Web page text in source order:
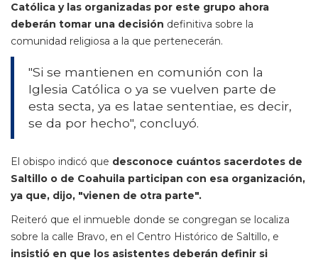
Católica y las organizadas por este grupo ahora
deberán tomar una decisión definitiva sobre la
comunidad religiosa a la que pertenecerán.
"Si se mantienen en comunión con la
Iglesia Católica o ya se vuelven parte de
esta secta, ya es latae sententiae, es decir,
se da por hecho", concluyó.
El obispo indicó que desconoce cuántos sacerdotes de
Saltillo o de Coahuila participan con esa organización,
ya que, dijo, "vienen de otra parte".
Reiteró que el inmueble donde se congregan se localiza
sobre la calle Bravo, en el Centro Histórico de Saltillo, e
insistió en que los asistentes deberán definir si